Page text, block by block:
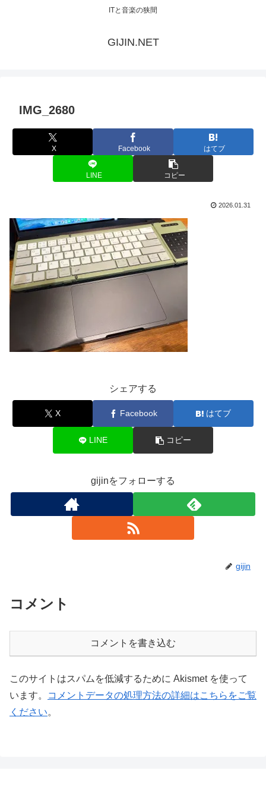
ITと音楽の狭間
GIJIN.NET
IMG_2680
X Facebook はてブ
LINE コピー
2026.01.31
シェアする
X Facebook はてブ
LINE コピー
gijinをフォローする
gijin
コメント
コメントを書き込む
このサイトはスパムを低減するために Akismet を使って
います。
コメントデータの処理方法の詳細はこちらをご覧
ください。